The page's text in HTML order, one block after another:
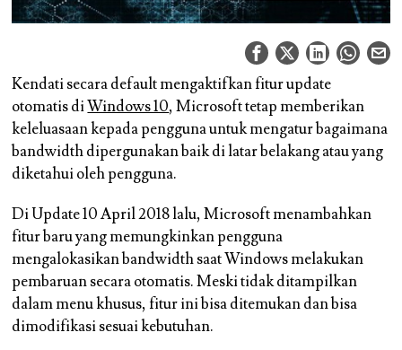
Kendati secara default mengaktifkan fitur update
otomatis diWindows 10, Microsoft tetap memberikan
keleluasaan kepada pengguna untuk mengatur bagaimana
bandwidth dipergunakan baik di latar belakang atau yang
diketahui oleh pengguna.
Di Update 10 April 2018 lalu, Microsoft menambahkan
fitur baru yang memungkinkan pengguna
mengalokasikan bandwidth saat Windows melakukan
pembaruan secara otomatis. Meski tidak ditampilkan
dalam menu khusus, fitur ini bisa ditemukan dan bisa
dimodifikasi sesuai kebutuhan.